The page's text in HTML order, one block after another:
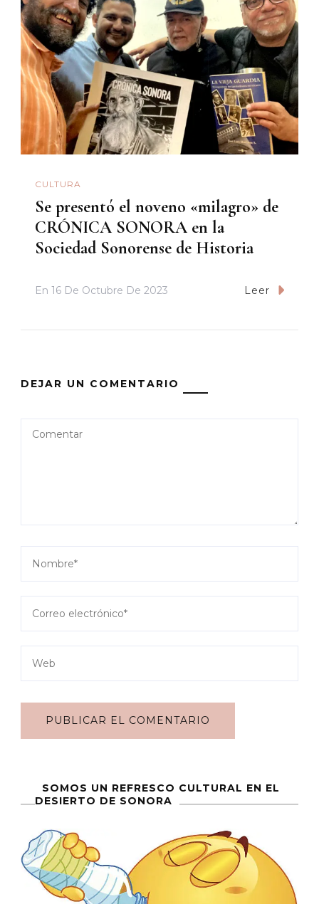
CULTURA
Se presentó el noveno «milagro» de
CRÓNICA SONORA en la
Sociedad Sonorense de Historia
En 16 De Octubre De 2023 Leer
DEJAR UN COMENTARIO
SOMOS UN REFRESCO CULTURAL EN EL
DESIERTO DE SONORA